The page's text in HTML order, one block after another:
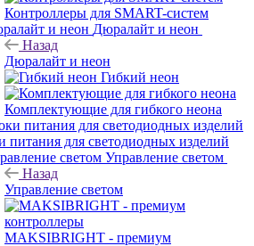
Контроллеры для SMART-систем
Дюралайт и неон
Назад
Дюралайт и неон
Гибкий неон
Комплектующие для гибкого неона
питания для светодиодных изделий
Управление светом
Назад
Управление светом
MAKSIBRIGHT - премиум